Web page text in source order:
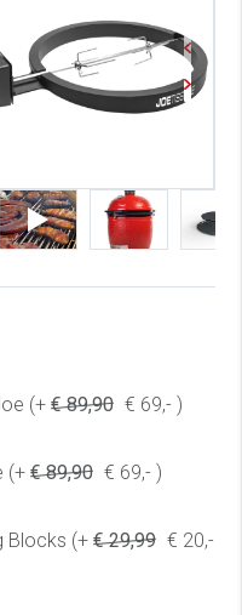
(+€ 89,90 € 69,- )
(+€ 89,90 € 69,- )
Blocks (+€ 29,99 € 20,-